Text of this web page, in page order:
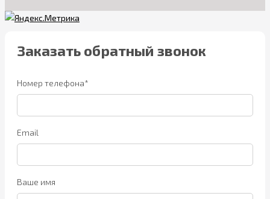
Заказать обратный звонок
Номер телефона*
Email
Ваше имя